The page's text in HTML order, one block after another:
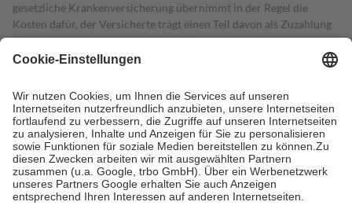
gesetzliche Krankenversicherung übernimmt in der Regel die
Kosten dafür, der Versicherte trägt einen Teil davon als Zuzahlung
mit.
Grundsätzlich leisten Mitglieder Zuzahlungen in Höhe von zehn
höchstens zehn Euro.
Es sind jedoch nie mehr als die tatsächlichen
Kosten der Leistung zu entrichten.
Diese Regeln gelten grundsätzlich auch für Online-Apotheken.
Bei Heilmitteln und häuslicher Krankenpflege beträgt die
Zuzahlung zehn Prozent der Kosten sowie zehn Euro je
Verordnung.
Um das Engagement der Versicherten für ihre eigene Gesundheit zu
stärken und die besondere Stellung der Familie zu unterstützen,